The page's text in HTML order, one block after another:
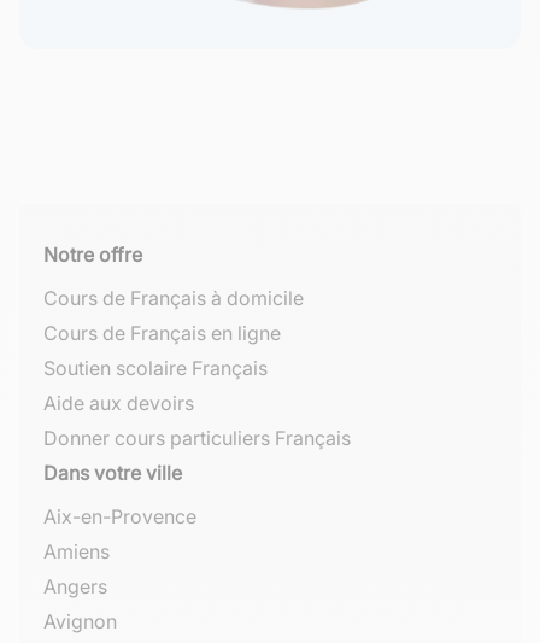
Notre offre
Cours de Français à domicile
Cours de Français en ligne
Soutien scolaire Français
Aide aux devoirs
Donner cours particuliers Français
Dans votre ville
Aix-en-Provence
Amiens
Angers
Avignon